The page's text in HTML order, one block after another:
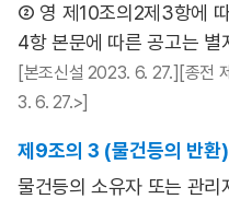
② 영 제10조의2제3항에
4항 본문에 따른 공고는 별
[본조신설 2023. 6. 27.][종전
3. 6. 27.>]
제9조의 3 (물건등의 반환)
물건등의 소유자 또는 관